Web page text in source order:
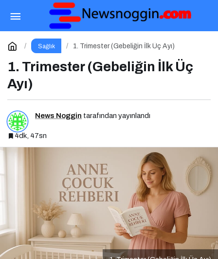
Sağlık 1. Trimester (Gebeliğin İlk Üç Ayı)
1. Trimester (Gebeliğin İlk Üç
Ayı)
News Noggin tarafından yayınlandı
4dk, 47sn
Protein Kalitesi: Bitkisel mi Hayvansal mı?
Yorum Yap